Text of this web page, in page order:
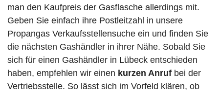
man den Kaufpreis der Gasflasche allerdings mit.
Geben Sie einfach ihre Postleitzahl in unsere
Propangas Verkaufsstellensuche ein und finden Sie
die nächsten Gashändler in ihrer Nähe. Sobald Sie
sich für einen Gashändler in Lübeck entschieden
haben, empfehlen wir einen kurzen Anruf bei der
Vertriebsstelle. So lässt sich im Vorfeld klären, ob